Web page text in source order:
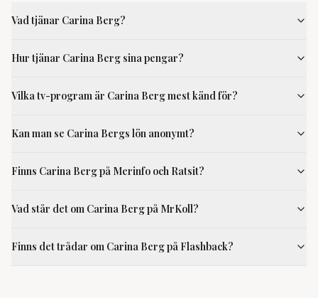
Vad tjänar Carina Berg?
Hur tjänar Carina Berg sina pengar?
Vilka tv-program är Carina Berg mest känd för?
Kan man se Carina Bergs lön anonymt?
Finns Carina Berg på Merinfo och Ratsit?
Vad står det om Carina Berg på MrKoll?
Finns det trådar om Carina Berg på Flashback?